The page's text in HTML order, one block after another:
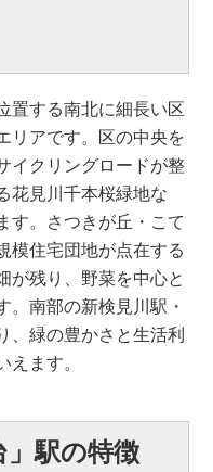
置する南北に細長い区
リアです。区の中央を
イクリングロードが整
花見川千本桜緑地な
す。さつきが丘・こて
模住宅団地が点在する
が残り、野菜を中心と
。南部の新検見川駅・
、緑の豊かさと生活利
えます。
」駅の特徴